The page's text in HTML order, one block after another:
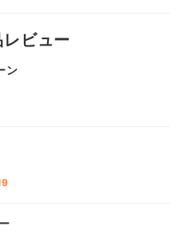
ビュー
ン